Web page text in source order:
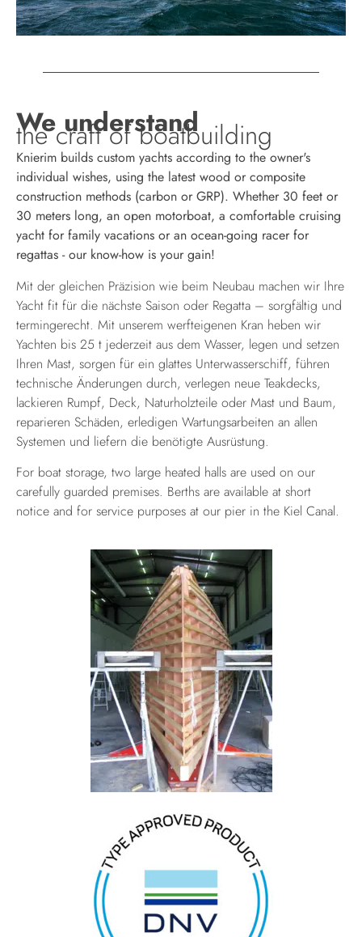
We understand
the craft of boatbuilding
Knierim builds custom yachts according to the owner's
individual wishes, using the latest wood or composite
construction methods (carbon or GRP). Whether 30 feet or
30 meters long, an open motorboat, a comfortable cruising
yacht for family vacations or an ocean-going racer for
regattas - our know-how is your gain!
Mit der gleichen Präzision wie beim Neubau machen wir Ihre
Yacht fit für die nächste Saison oder Regatta – sorgfältig und
termingerecht. Mit unserem werfteigenen Kran heben wir
Yachten bis 25 t jederzeit aus dem Wasser, legen und setzen
Ihren Mast, sorgen für ein glattes Unterwasserschiff, führen
technische Änderungen durch, verlegen neue Teakdecks,
lackieren Rumpf, Deck, Naturholzteile oder Mast und Baum,
reparieren Schäden, erledigen Wartungsarbeiten an allen
Systemen und liefern die benötigte Ausrüstung.
For boat storage, two large heated halls are used on our
carefully guarded premises. Berths are available at short
notice and for service purposes at our pier in the Kiel Canal.